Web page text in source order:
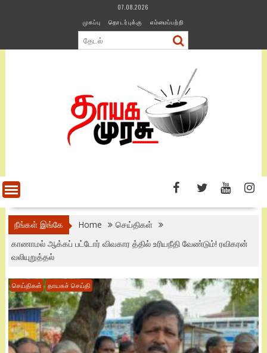
07.08.2026
முகப்பு
தொடர்புக்கு எம்மைப்பற்றி
நீங்கள் இங்கே Home
செய்திகள்
காணாமல் ஆக்கப் பட்டோர் விவகார த்தில் உரியநீதி வேண்டும்! ரவிகரன்
வலியுறுத்தல்
செய்திகள் தாயகச் செய்தி